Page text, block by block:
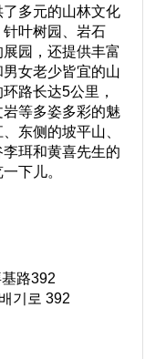
多元的山林文化
叶树园、岩石
园，还提供丰富
女老少皆宜的山
路长达5公里，
等多姿多彩的魅
东侧的坡平山、
珥和黄喜先生的
下儿。
路392
기로 392